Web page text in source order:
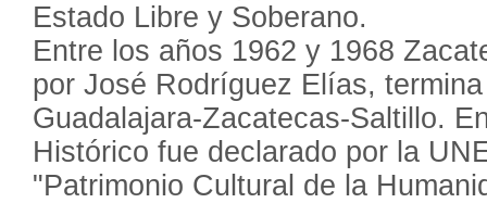
Estado Libre y Soberano.
Entre los años 1962 y 1968
por José Rodríguez Elías,
Guadalajara-Zacatecas-Saltillo.
Histórico fue declarado por la
"Patrimonio Cultural de la